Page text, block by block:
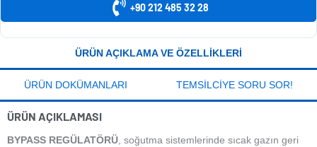
+90 212 485 32 28
ÜRÜN AÇIKLAMA VE ÖZELLIKLERI
ÜRÜN DOKÜMANLARI TEMSILCIYE SORU SOR!
ÜRÜN AÇIKLAMASI
BYPASS REGÜLATÖRÜ, soğutma sistemlerinde sıcak gazın geri